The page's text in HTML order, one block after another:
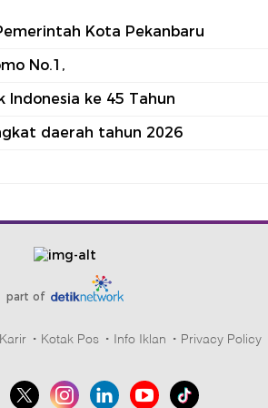
Kota Pekanbaru
No.1,
Indonesia ke 45 Tahun
daerah tahun 2026
part of
Karir Kotak Pos Info Iklan Privacy Policy